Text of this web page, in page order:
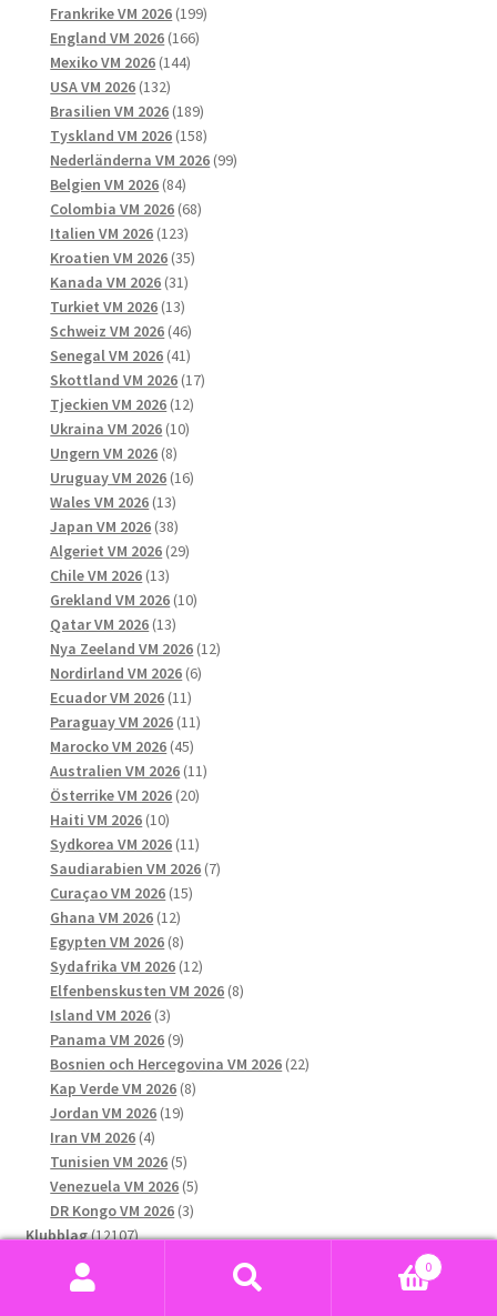
produkter
Frankrike VM 2026 199199
England VM 2026 166166
Mexiko VM 2026 144144
USA VM 2026 132132
produkter
Brasilien VM 2026 189189
produkter
Tyskland VM 2026 158158
produkter
Nederländerna VM 2026 9999
Belgien VM 2026 8484
produkter
Colombia VM 2026 6868
Italien VM 2026 123123
produkter
Kroatien VM 2026 3535
Kanada VM 2026 3131
produkter
Turkiet VM 2026 1313
produkter
Schweiz VM 2026 4646
produkter
Senegal VM 2026 4141
produkter
Skottland VM 2026 1717
Tjeckien VM 2026 1212
Ukraina VM 2026 1010
Ungern VM 2026 88
produkter
Uruguay VM 2026 1616
Wales VM 2026 1313
produkter
Japan VM 2026 3838
produkter
Algeriet VM 2026 2929
Chile VM 2026 1313
produkter
Grekland VM 2026 1010
Qatar VM 2026 1313
produkter
Nya Zeeland VM 2026 1212
Nordirland VM 2026 66
Ecuador VM 2026 1111
produkter
Paraguay VM 2026 1111
Marocko VM 2026 4545
produkter
Australien VM 2026 1111
Österrike VM 2026 2020
Haiti VM 2026 1010
produkter
Sydkorea VM 2026 1111
produkter
Saudiarabien VM 2026 77
Curaçao VM 2026 1515
Ghana VM 2026 1212
produkter
Egypten VM 2026 88
produkter
Sydafrika VM 2026 1212
produkter
Elfenbenskusten VM 2026 88
Island VM 2026 33
produkter
Panama VM 2026 99
produkter
Bosnien och Hercegovina VM 2026 2222
Kap Verde VM 2026 88
Jordan VM 2026 1919
Iran VM 2026 44
produkter
Tunisien VM 2026 55
produkter
Venezuela VM 2026 55
DR Kongo VM 2026 33
produkter
Klubblag 1210712107
FC Barcelona
produkter
Real Madrid
0